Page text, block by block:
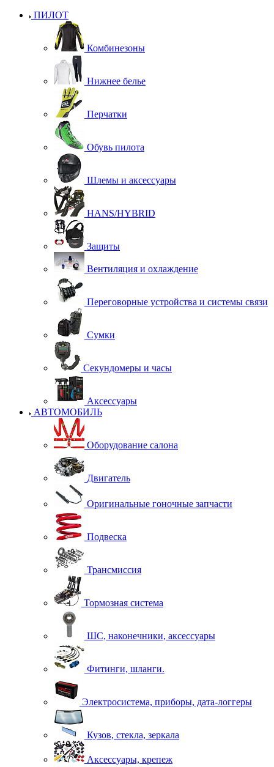
ПИЛОТ
Комбинезоны
Нижнее белье
Перчатки
Обувь пилота
Шлемы и аксессуары
HANS/HYBRID
Защиты
Вентиляция и охлаждение
Переговорные устройства и системы связи
Сумки
Секундомеры и часы
Аксессуары
АВТОМОБИЛЬ
Оборудование салона
Двигатель
Оригинальные гоночные запчасти
Подвеска
Трансмиссия
Тормозная система
ШС, наконечники, аксессуары
Фитинги, шланги.
Электросистема, приборы, дата-логгеры
Кузов, стекла, зеркала
Аксессуары, крепеж